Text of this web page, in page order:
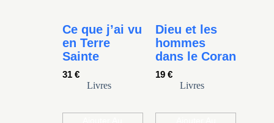
Ce que j’ai vu
en Terre
Sainte
31 €
Livres
Dieu et les
hommes
dans le Coran
19 €
Livres